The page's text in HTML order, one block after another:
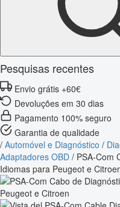
Pesquisas recentes
Envio grátis +60€
Devoluções em 30 dias
Pagamento 100% seguro
Garantia de qualidade
/ Automóvel e Diagnóstico /
Adaptadores OBD / PSA-Com
Idiomas para Peugeot e